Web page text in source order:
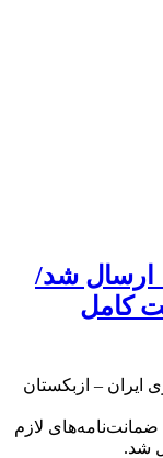
ارسال شد/
کامل
ایران – ازبکستان
ضمانت‌نامه‌های لازم
شد.